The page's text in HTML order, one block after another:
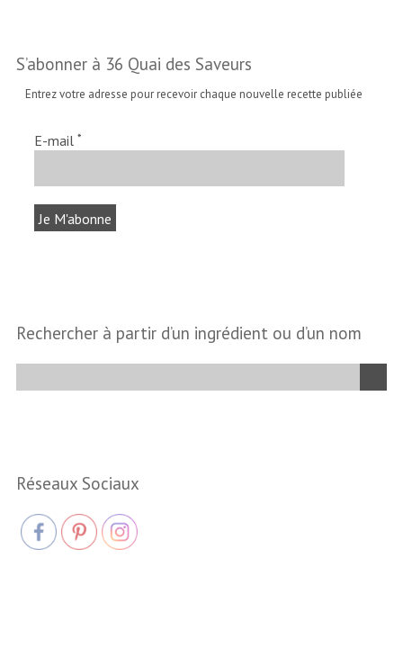
S’abonner à 36 Quai des Saveurs
Entrez votre adresse pour recevoir chaque nouvelle recette publiée
E-mail *
Rechercher à partir d’un ingrédient ou d’un nom
Réseaux Sociaux